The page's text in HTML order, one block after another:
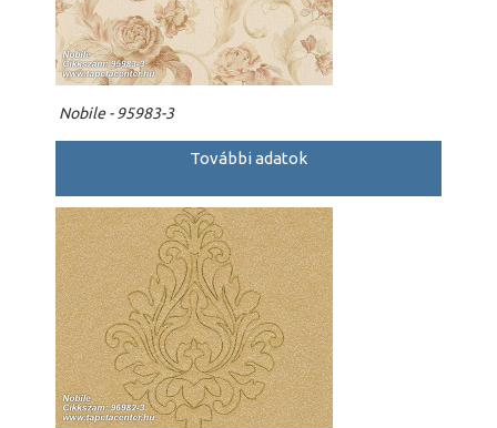
Nobile - 95983-3
További adatok